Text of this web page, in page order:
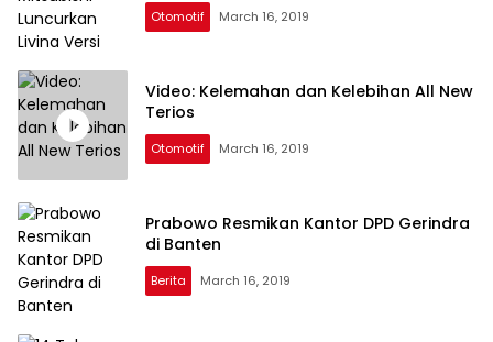
Otomotif March 16, 2019
Video: Kelemahan dan Kelebihan All New
Terios
Otomotif March 16, 2019
Prabowo Resmikan Kantor DPD Gerindra
di Banten
Berita March 16, 2019